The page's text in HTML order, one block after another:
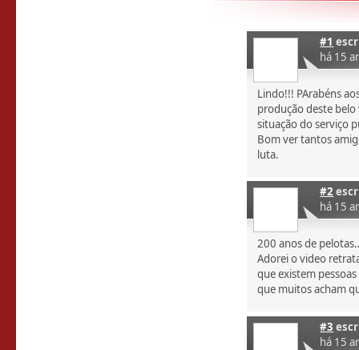
#1
há 15
Lindo!!! PArabéns
produção deste
situação do serviço
Bom ver tantos
luta.
#2
há 15
200 anos de
Adorei o video
que existem
que muitos acham
#3
há 15